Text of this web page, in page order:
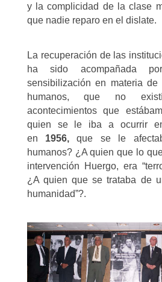
y la complicidad de la clase
que nadie reparo en el dislate.
La recuperación de las
ha sido acompañada
sensibilización en materia
humanos, que no
acontecimientos que
quien se le iba a ocurrir
en 1956,que se le
humanos? ¿A quien que lo
intervención Huergo, era
¿A quien que se trataba de
humanidad”?.